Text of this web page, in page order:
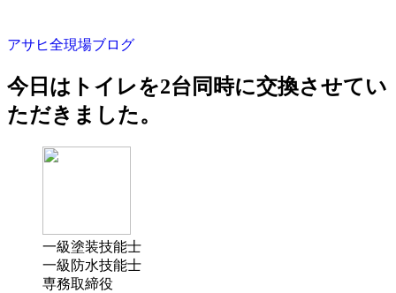
アサヒ全現場ブログ
今日はトイレを2台同時に交換させてい
ただきました。
一級塗装技能士
一級防水技能士
専務取締役